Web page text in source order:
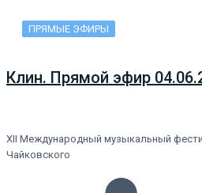
ПРЯМЫЕ ЭФИРЫ
Клин. Прямой эфир
XII Международный музыкальный
Чайковского